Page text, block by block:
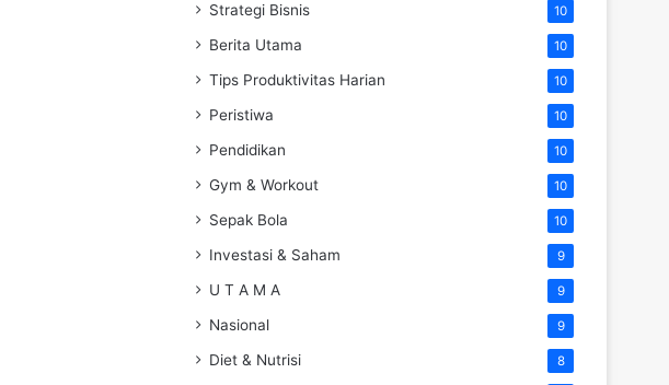
Strategi Bisnis 10
Berita Utama 10
Tips Produktivitas Harian 10
Peristiwa 10
Pendidikan 10
Gym & Workout 10
Sepak Bola 10
Investasi & Saham 9
U T A M A 9
Nasional 9
Diet & Nutrisi 8